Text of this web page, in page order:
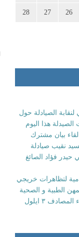
26
27
28
الصيادلة حول
هذا اليوم
بيان مشترك
نقيب صيادلة
حيدر فؤاد الصائغ
لتظاهرات خريجي
الطبية و الصحية
و التمريضية اليوم الثلاثاء المصادف ٣ ايلول